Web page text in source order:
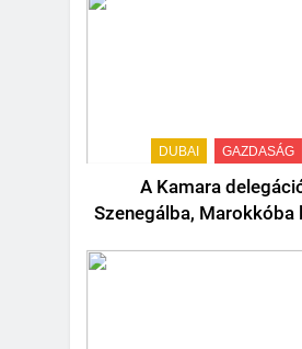
DUBAI GAZDASÁG
A Kamara
Szenegálba, Marokkóba